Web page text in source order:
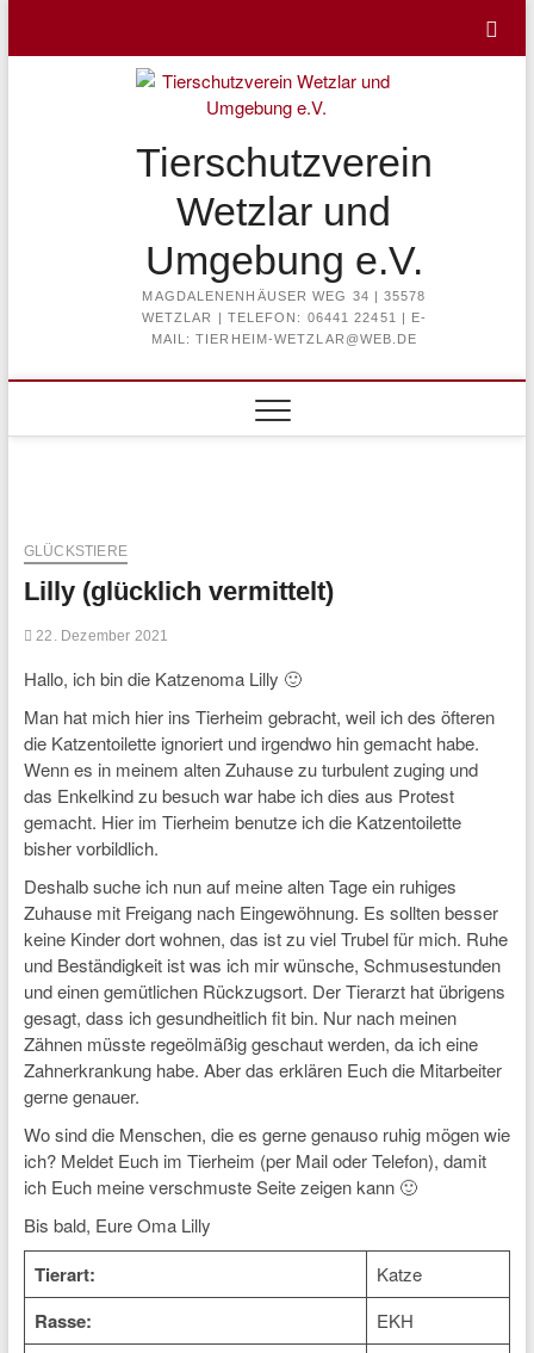
content
Tierschutzverein
Wetzlar und
Umgebung e.V.
MAGDALENENHÄUSER WEG 34 | 35578
WETZLAR | TELEFON: 06441 22451 | E-
MAIL: TIERHEIM-WETZLAR@WEB.DE
GLÜCKSTIERE
Lilly (glücklich vermittelt)
22. Dezember 2021
Hallo, ich bin die Katzenoma Lilly 🙂
Man hat mich hier ins Tierheim gebracht, weil ich des öfteren
die Katzentoilette ignoriert und irgendwo hin gemacht habe.
Wenn es in meinem alten Zuhause zu turbulent zuging und
das Enkelkind zu besuch war habe ich dies aus Protest
gemacht. Hier im Tierheim benutze ich die Katzentoilette
bisher vorbildlich.
Deshalb suche ich nun auf meine alten Tage ein ruhiges
Zuhause mit Freigang nach Eingewöhnung. Es sollten besser
keine Kinder dort wohnen, das ist zu viel Trubel für mich. Ruhe
und Beständigkeit ist was ich mir wünsche, Schmusestunden
und einen gemütlichen Rückzugsort. Der Tierarzt hat übrigens
gesagt, dass ich gesundheitlich fit bin. Nur nach meinen
Zähnen müsste regeölmäßig geschaut werden, da ich eine
Zahnerkrankung habe. Aber das erklären Euch die Mitarbeiter
gerne genauer.
Wo sind die Menschen, die es gerne genauso ruhig mögen wie
ich? Meldet Euch im Tierheim (per Mail oder Telefon), damit
ich Euch meine verschmuste Seite zeigen kann 🙂
Bis bald, Eure Oma Lilly
Tierart: Katze
Rasse: EKH